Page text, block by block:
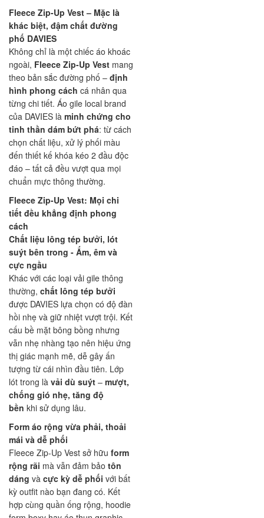
Fleece Zip-Up Vest – Mặc là
khác biệt, đậm chất đường
phố DAVIES
Không chỉ là một chiếc áo khoác
ngoài, Fleece Zip-Up Vest mang
theo bản sắc đường phố – định
hình phong cách cá nhân qua
từng chi tiết. Áo gile local brand
của DAVIES là minh chứng cho
tinh thần dám bứt phá: từ cách
chọn chất liệu, xử lý phối màu
đến thiết kế khóa kéo 2 đầu độc
đáo – tất cả đều vượt qua mọi
chuẩn mực thông thường.
Fleece Zip-Up Vest: Mọi chi
tiết đều khẳng định phong
cách
Chất liệu lông tép bưởi, lót
suýt bên trong - Ấm, êm và
cực ngầu
Khác với các loại vải gile thông
thường, chất lông tép bưởi
được DAVIES lựa chọn có độ đàn
hồi nhẹ và giữ nhiệt vượt trội. Kết
cấu bề mặt bông bồng nhưng
vẫn nhẹ nhàng tạo nên hiệu ứng
thị giác mạnh mẽ, dễ gây ấn
tượng từ cái nhìn đầu tiên. Lớp
lót trong là vải dù suýt – mượt,
chống gió nhẹ, tăng độ
bền khi sử dụng lâu.
Form áo rộng vừa phải, thoải
mái và dễ phối
Fleece Zip-Up Vest sở hữu form
rộng rãi mà vẫn đảm bảo tôn
dáng và cực kỳ dễ phối với bất
kỳ outfit nào bạn đang có. Kết
hợp cùng quần ống rộng, hoodie